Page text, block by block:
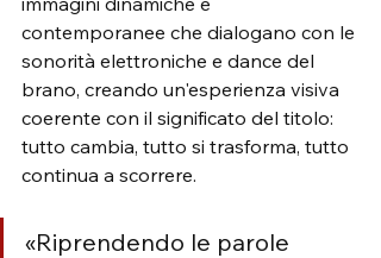
contemporanee che dialogano con le
sonorità elettroniche e dance del
brano, creando un'esperienza visiva
coerente con il significato del titolo:
tutto cambia, tutto si trasforma, tutto
continua a scorrere.
«Riprendendo le parole